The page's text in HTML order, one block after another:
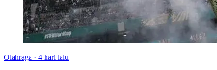
Olahraga · 4 hari lalu